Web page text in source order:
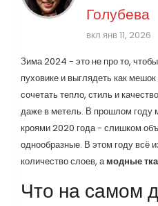
Голубева
вкл янв 11, 2026
Зима 2024 - это не про то,
пуховике и выглядеть как
сочетать тепло, стиль и
даже в метель. В прошлом году
кроями 2020 года - слишком
однообразные. В этом году всё
количество слоев, амодные
Что на самом